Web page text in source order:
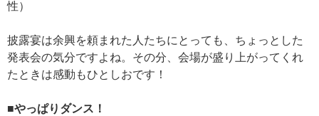
性）
披露宴は余興を頼まれた人たちにとっても、ちょっとした
発表会の気分ですよね。その分、会場が盛り上がってくれ
たときは感動もひとしおです！
■やっぱりダンス！